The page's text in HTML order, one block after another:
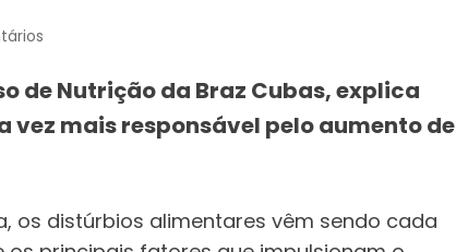
de Nutrição da Braz Cubas, explica
vez mais responsável pelo aumento de
os distúrbios alimentares vêm sendo cada